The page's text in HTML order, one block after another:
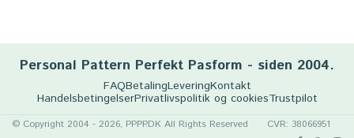
Personal Pattern Perfekt Pasform - siden 2004.
FAQBetalingLeveringKontakt
HandelsbetingelserPrivatlivspolitik og cookiesTrustpilot
© Copyright 2004 - 2026, PPPP.DK All Rights Reserved CVR: 38066951